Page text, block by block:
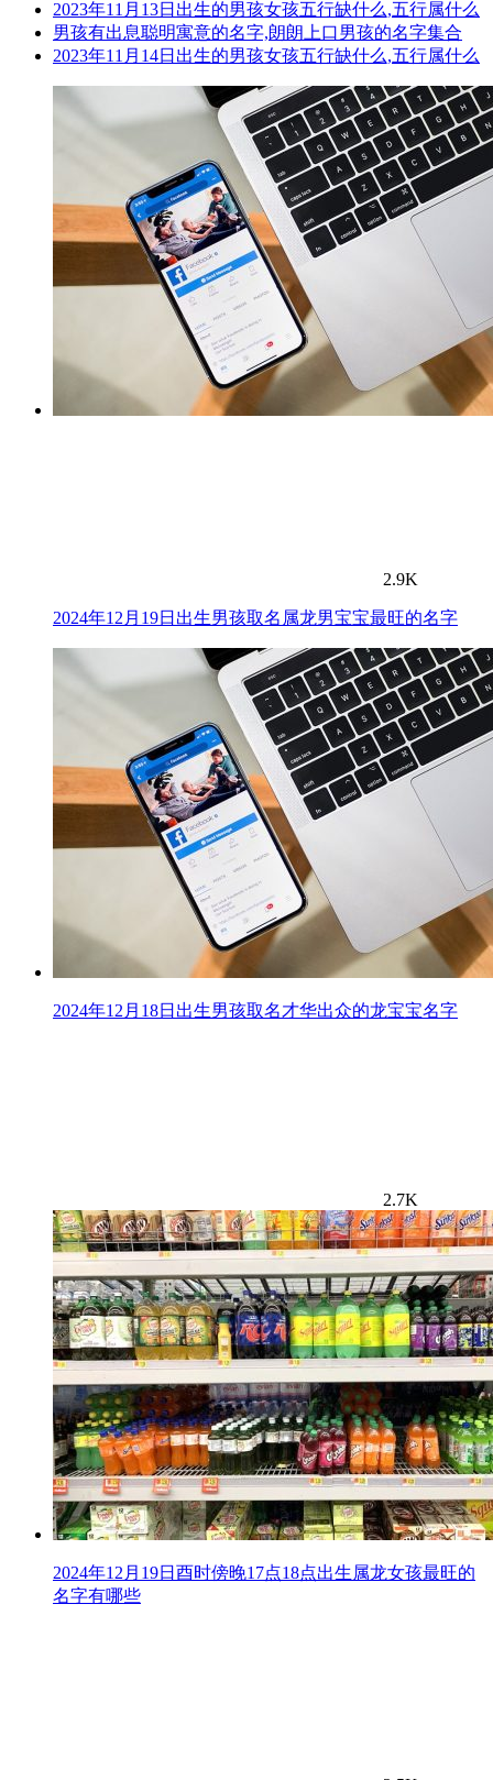
2023年11月13日出生的男孩女孩五行缺什么,五行属什么
男孩有出息聪明寓意的名字,朗朗上口男孩的名字集合
2023年11月14日出生的男孩女孩五行缺什么,五行属什么
2.9K
2024年12月19日出生男孩取名属龙男宝宝最旺的名字
2024年12月18日出生男孩取名才华出众的龙宝宝名字
2.7K
2024年12月19日酉时傍晚17点18点出生属龙女孩最旺的
名字有哪些